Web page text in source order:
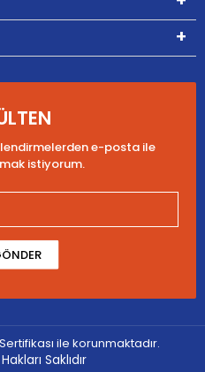
e-posta ile
istiyorum.
ile korunmaktadır.
Saklıdır